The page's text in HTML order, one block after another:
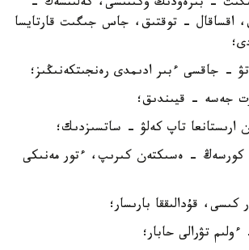
- بىرەۋدىڭ وكىنىشى، كەلىنشەك -
اقساقال - توقتىق، جاس جىگىت قارتايسا
- جاقسى ءبىر ادىمدى رەنجىتكەنىڭىز؛
جەسە - قيىندىق؛
ارىستانعا تاپ كەلۋ - ساتسىزدىك؛
- ەسىكتەن كىرىپ، ءتور مەنىكى
قۇدالىققا بارىسار؛
تۋرالى حابار؛